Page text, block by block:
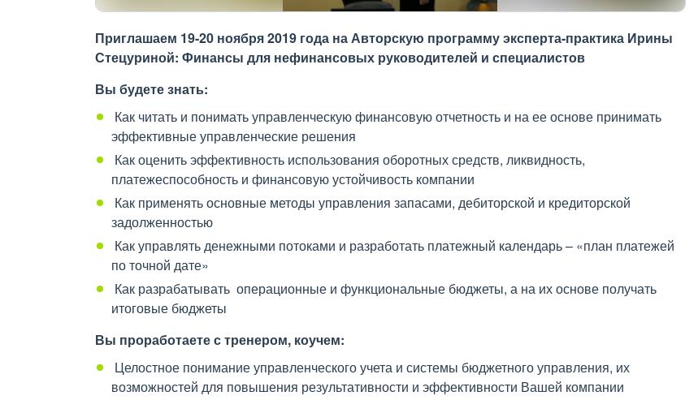
Приглашаем 19-20 ноября 2019 года на Авторскую программу эксперта-практика Ирины
Стецуриной: Финансы для нефинансовых руководителей и специалистов
Вы будете знать:
Как читать и понимать управленческую финансовую отчетность и на ее основе принимать
эффективные управленческие решения
Как оценить эффективность использования оборотных средств, ликвидность,
платежеспособность и финансовую устойчивость компании
Как применять основные методы управления запасами, дебиторской и кредиторской
задолженностью
Как управлять денежными потоками и разработать платежный календарь – «план платежей
по точной дате»
Как разрабатывать операционные и функциональные бюджеты, а на их основе получать
итоговые бюджеты
Вы проработаете с тренером, коучем:
Целостное понимание управленческого учета и системы бюджетного управления, их
возможностей для повышения результативности и эффективности Вашей компании